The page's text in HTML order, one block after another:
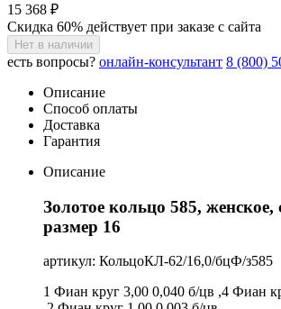
15 368 ₽
Скидка 60% действует при заказе с сайта
Нет в наличии
есть вопросы? онлайн-консультант 8 (800)
Описание
Способ оплаты
Доставка
Гарантия
Описание
Золотое кольцо 585,
размер 16
артикул: КольцоКЛ-62/16,0/бцФ/з585
1 Фиан круг 3,00 0,040 б/цв ,4 Фиан